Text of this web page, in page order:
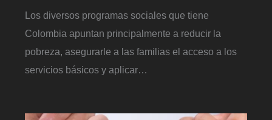
Los diversos programas sociales que tiene
Colombia apuntan principalmente a reducir la
pobreza, asegurarle a las familias el acceso a los
servicios básicos y aplicar…